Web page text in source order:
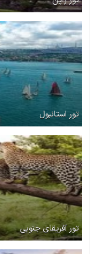
تور استانبول
تور آفریقای جنوبی